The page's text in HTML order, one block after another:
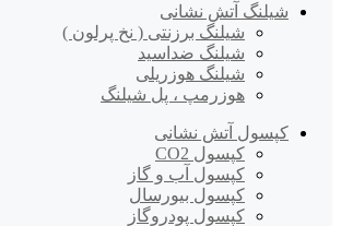
شیلنگ آتش نشانی
شیلنگ برزنتی ( نخ پرلون )
شیلنگ ضداسید
شیلنگ هوزریلی
هوزرمپ ، پل شیلنگ
کپسول آتش نشانی
کپسول CO2
کپسول آب و گاز
کپسول بیورسال
کپسول پودروگاز